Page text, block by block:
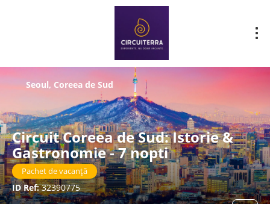
Circuit Coreea de Sud: Istorie &
Gastronomie - 7 nopti
Pachet de vacanță
ID Ref:32390775
Seoul, Coreea de Sud